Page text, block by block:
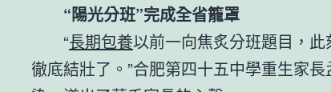
“陽光分班”完成全省籠罩
“長期包養以前一向焦炙分班題目，
徹底結壯了。”合肥第四十五中學重生家長